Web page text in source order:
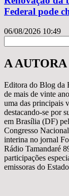
Federal pode
06/08/2026 10:49
A AUTORA
Editora do Blog da
de mais de vinte
uma das principais
destacando-se por
em Brasília (DF)
Congresso
interina no jornal
Rádio Tamandaré
participações
emissoras do